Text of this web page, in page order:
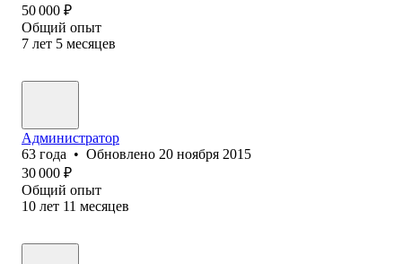
50 000 ₽
Общий опыт
7 лет 5 месяцев
Администратор
63 года • Обновлено 20 ноября 2015
30 000 ₽
Общий опыт
10 лет 11 месяцев